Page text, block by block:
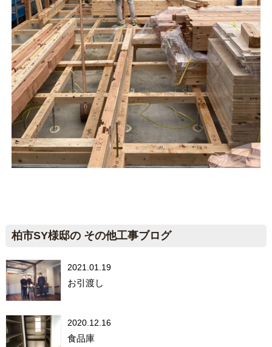
柏市SY様邸の その他工事ブログ
2021.01.19
お引渡し
2020.12.16
食品庫